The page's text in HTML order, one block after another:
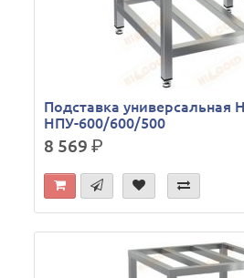
Подставка универсальная
НПУ-600/600/500
8 569р.